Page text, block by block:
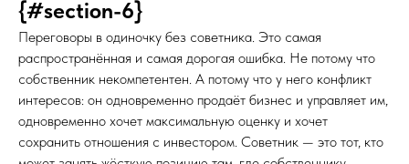
{#section-6}
Переговоры в одиночку без советника. Это самая
распространённая и самая дорогая ошибка. Не потому что
собственник некомпетентен. А потому что у него конфликт
интересов: он одновременно продаёт бизнес и управляет им,
одновременно хочет максимальную оценку и хочет
сохранить отношения с инвестором. Советник — это тот, кто